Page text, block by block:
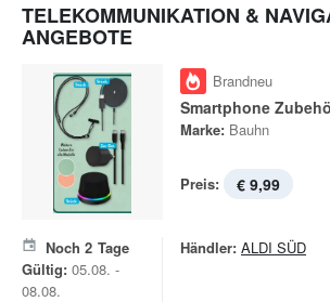
TELEKOMMUNIKATION &
ANGEBOTE
Brandneu
Smartphone
Marke: Bauhn
Preis: € 9,99
Noch 2 Tage
Gültig: 05.08. -
08.08.
Händler: ALDI SÜD